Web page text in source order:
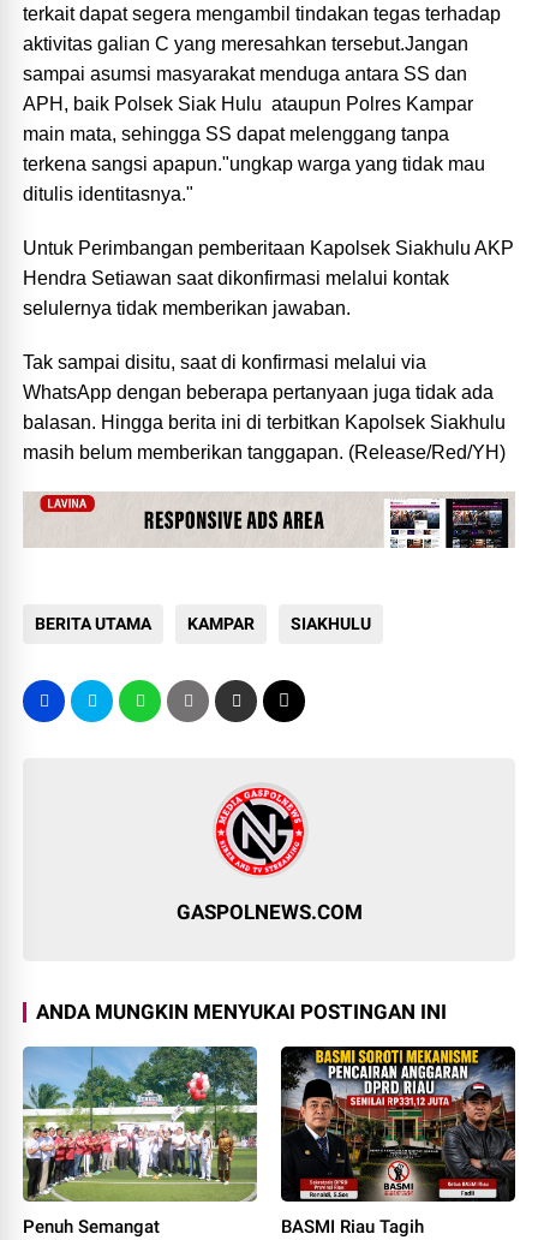
terkait dapat segera mengambil tindakan tegas terhadap
aktivitas galian C yang meresahkan tersebut.Jangan
sampai asumsi masyarakat menduga antara SS dan
APH, baik Polsek Siak Hulu ataupun Polres Kampar
main mata, sehingga SS dapat melenggang tanpa
terkena sangsi apapun."ungkap warga yang tidak mau
ditulis identitasnya."
Untuk Perimbangan pemberitaan Kapolsek Siakhulu AKP
Hendra Setiawan saat dikonfirmasi melalui kontak
selulernya tidak memberikan jawaban.
Tak sampai disitu, saat di konfirmasi melalui via
WhatsApp dengan beberapa pertanyaan juga tidak ada
balasan. Hingga berita ini di terbitkan Kapolsek Siakhulu
masih belum memberikan tanggapan. (Release/Red/YH)
BERITA UTAMA KAMPAR SIAKHULU
GASPOLNEWS.COM
ANDA MUNGKIN MENYUKAI POSTINGAN INI
Penuh Semangat BASMI Riau Tagih